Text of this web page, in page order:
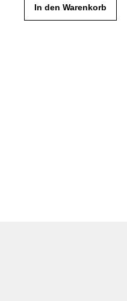
(dient nur zum Transport!)
In den Warenkorb